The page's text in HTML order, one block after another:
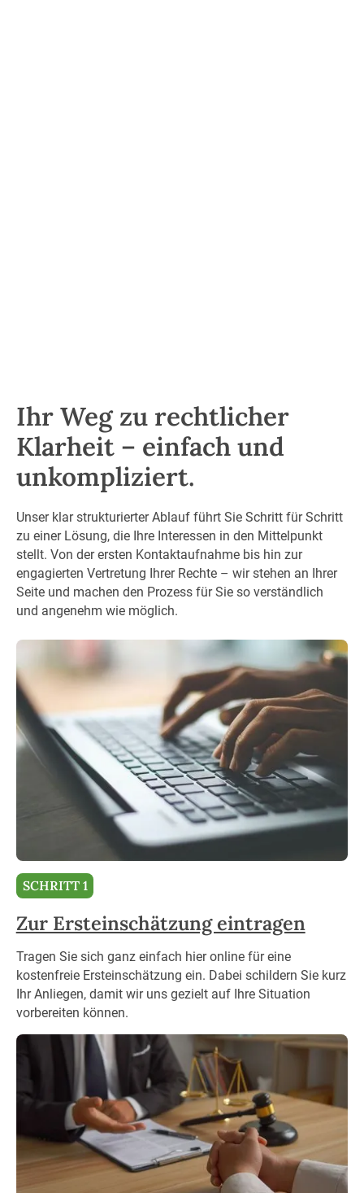
Ihr Weg zu rechtlicher
Klarheit – einfach und
unkompliziert.
Unser klar strukturierter Ablauf führt Sie Schritt für Schritt
zu einer Lösung, die Ihre Interessen in den Mittelpunkt
stellt. Von der ersten Kontaktaufnahme bis hin zur
engagierten Vertretung Ihrer Rechte – wir stehen an Ihrer
Seite und machen den Prozess für Sie so verständlich
und angenehm wie möglich.
SCHRITT 1
Zur Ersteinschätzung eintragen
Tragen Sie sich ganz einfach hier online für eine
kostenfreie Ersteinschätzung ein. Dabei schildern Sie kurz
Ihr Anliegen, damit wir uns gezielt auf Ihre Situation
vorbereiten können.